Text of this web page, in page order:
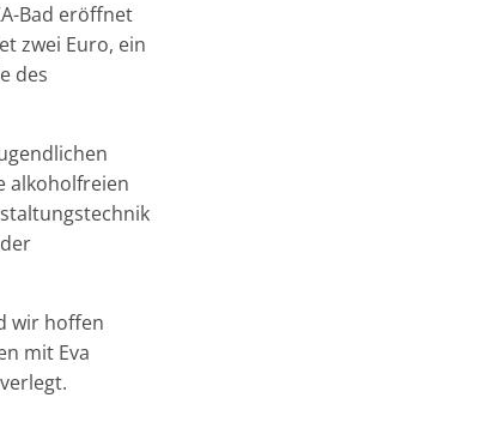
Bad eröffnet
zwei Euro, ein
des
alkoholfreien
wir hoffen
mit Eva